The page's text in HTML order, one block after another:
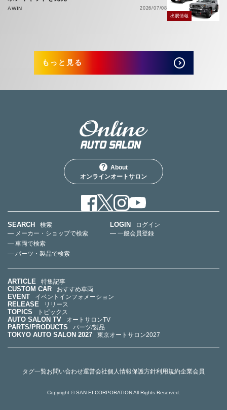
AWIN
2026/07/08
出展情報
もっと見る
About
オンラインオートサロン
SEARCH
検索
— メーカー・ショップで検索
— 車両で検索
— パーツ・製品で検索
LOGIN
ログイン
— 一般会員登録
ARTICLE 特集記事
CUSTOM CAR おすすめ車両
EVENT イベントインフォメーション
RELEASE リリース
TOPICS トピックス
AUTO SALON TV オートサロンTV
PARTS/PRODUCTS パーツ/製品
TOKYO AUTO SALON 2027 東京オートサロン2027
タグ一覧お問い合わせ運営会社個人情報保護方針利用規約企業会員
Copyright © SAN-EI CORPORATION All Rights Reserved.